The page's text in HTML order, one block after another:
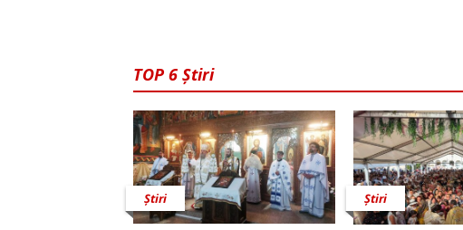
TOP 6 Știri
Știri Știri